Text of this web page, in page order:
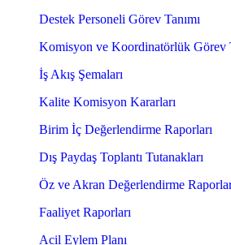
Destek Personeli Görev Tanımı
Komisyon ve Koordinatörlük Görev
İş Akış Şemaları
Kalite Komisyon Kararları
Birim İç Değerlendirme Raporları
Dış Paydaş Toplantı Tutanakları
Öz ve Akran Değerlendirme
Faaliyet Raporları
Acil Eylem Planı